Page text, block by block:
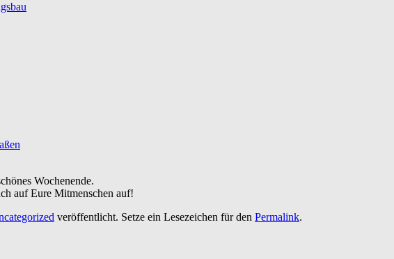
Wochenende.
auf Eure Mitmenschen auf!
veröffentlicht. Setze ein Lesezeichen für den Permalink.